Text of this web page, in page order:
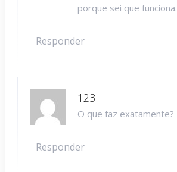
porque sei que funciona.
Responder
123
O que faz exatamente?
Responder